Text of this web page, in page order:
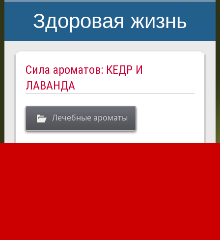
Здоровая жизнь
Сила ароматов: КЕДР И
ЛАВАНДА
Лечебные ароматы